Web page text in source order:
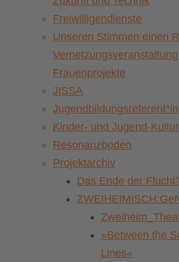
Freiwilligendienste
Unseren Stimmen einen
Frauenprojekte
JISSA
Jugendbildungsreferent*in
Kinder- und Jugend-
Resonanzboden
Projektarchiv
Das Ende der
»Between the
Lines«